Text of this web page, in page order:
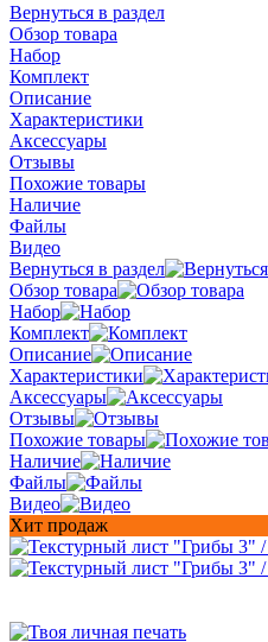
Вернуться в раздел
Обзор товара
Набор
Комплект
Описание
Характеристики
Аксессуары
Отзывы
Похожие товары
Наличие
Файлы
Видео
Вернуться в раздел
Обзор товара
Набор
Комплект
Описание
Характеристики
Аксессуары
Отзывы
Похожие товары
Наличие
Файлы
Видео
Хит продаж